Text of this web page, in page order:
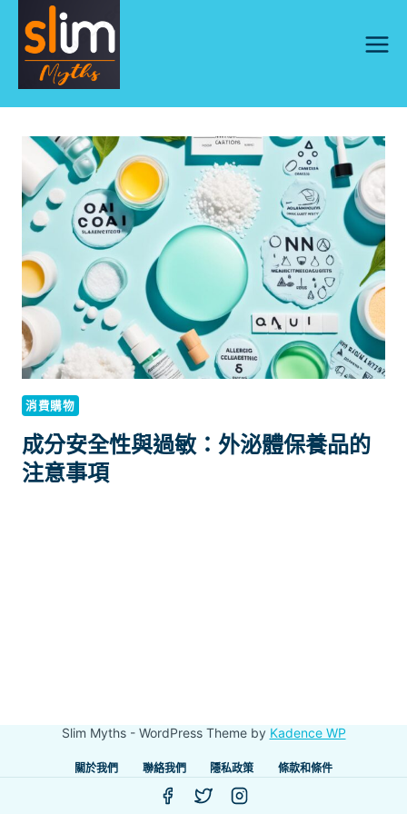
content
消費購物
成分安全性與過敏：外泌體保養品的
注意事項
Slim Myths - WordPress Theme by Kadence WP
關於我們 聯絡我們 隱私政策 條款和條件